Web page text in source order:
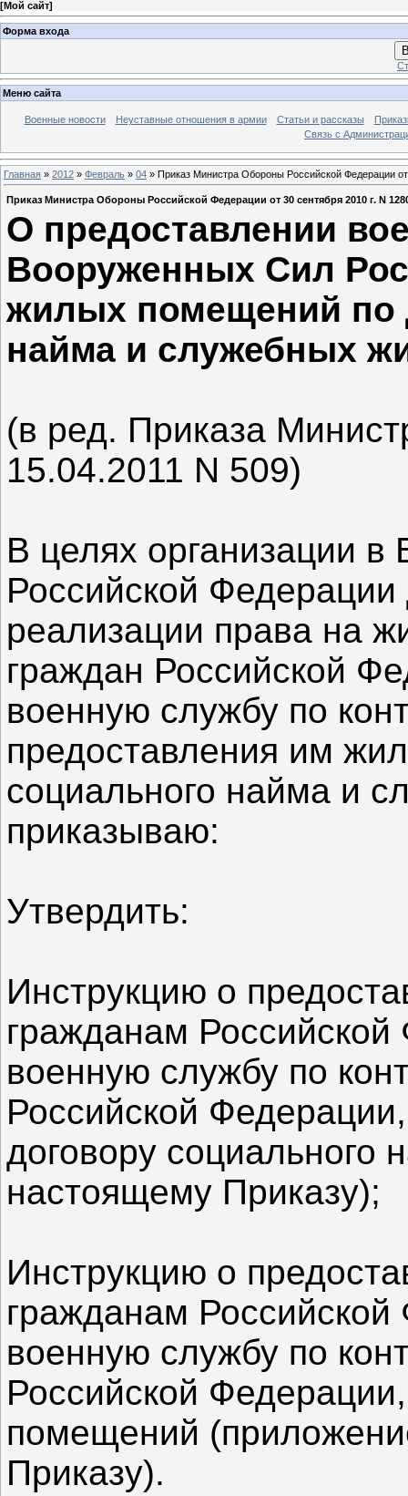
[Мой сайт]
Форма входа
Меню сайта
Военные новости Неуставные отношения в армии Статьи и рассказы
Связь с
Главная » 2012 » Февраль » 04 » Приказ Министра Обороны Российской Федерации от
Приказ Министра Обороны Российской Федерации от 30 сентября 2010 г. N
О предоставлении
Вооруженных Сил
жилых помещений по
найма и служебных
(в ред. Приказа
15.04.2011 N 509)
В целях организации
Российской Федерации
реализации права на
граждан Российской
военную службу по
предоставления им
социального найма и
приказываю:
Утвердить:
Инструкцию о
гражданам
военную службу по
Российской
договору социального
настоящему Приказу);
Инструкцию о
гражданам
военную службу по
Российской
помещений
Приказу).